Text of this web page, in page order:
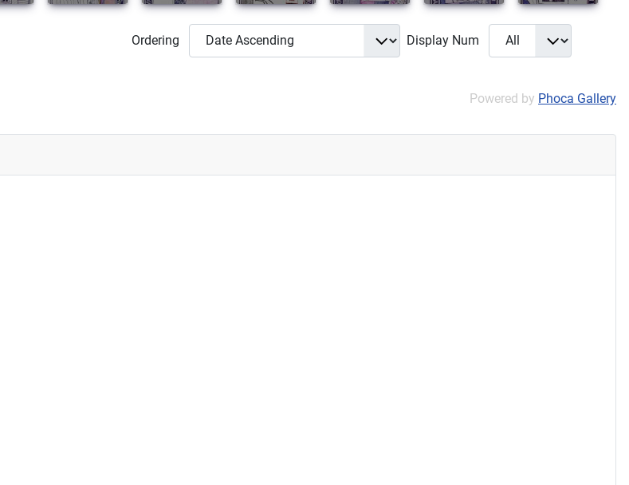
Ordering Display Num
Powered by Phoca Gallery